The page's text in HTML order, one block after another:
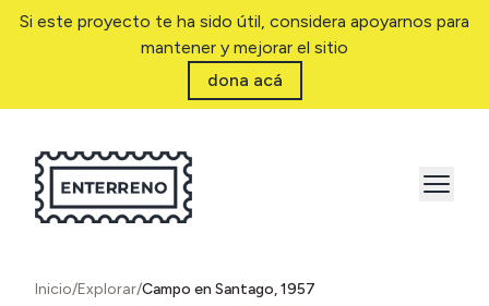
Si este proyecto te ha sido útil, considera apoyarnos para
mantener y mejorar el sitio
dona acá
Inicio/Explorar/Campo en Santago, 1957